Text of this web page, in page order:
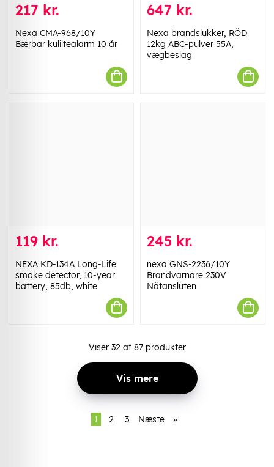
217 kr.
Nexa CMA-968/10Y
Bærbar kuliltealarm 10 år
647 kr.
Nexa brandslukker, RÖD
12kg ABC-pulver 55A,
vægbeslag
119 kr.
NEXA KD-134A Long-Life
smoke detector, 10-year
battery, 85db, white
245 kr.
nexa GNS-2236/10Y
Brandvarnare 230V
Nätansluten
Viser 32af 87produkter
Vis mere
1 2 3 Næste »